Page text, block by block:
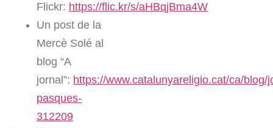
Flickr: https://flic.kr/s/aHBqjBma4W
Un post de la
Mercè Solé al
blog “A
jornal”: https://www.catalunyareligio.cat/ca/blog/
pasques-
312209